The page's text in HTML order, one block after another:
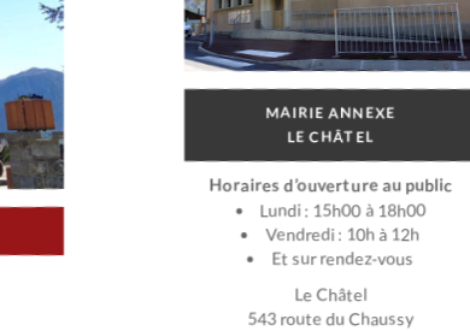
MAIRIE ANNEXE
LE CHÂTEL
Horaires d’ouverture au public
Lundi : 15h00 à 18h00
Vendredi : 10h à 12h
Et sur rendez-vous
Le Châtel
543 route du Chaussy